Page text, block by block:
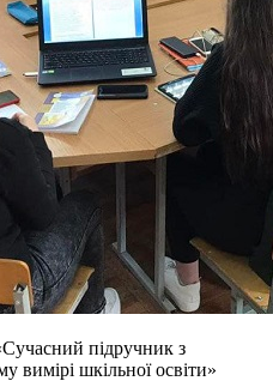
підручник з
вимірі шкільної освіти»